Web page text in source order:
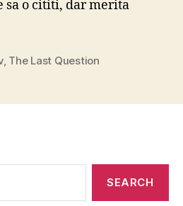
sa o cititi, dar merita
, The Last Question